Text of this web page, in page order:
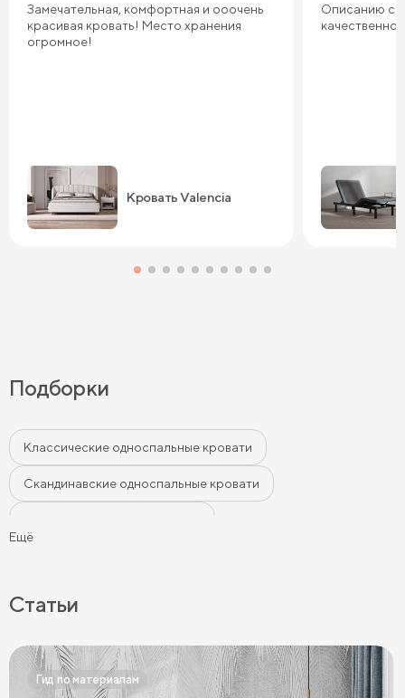
Замечательная, комфортная и ооочень
красивая кровать! Место хранения
огромное!
Кровать Valencia
Описанию
качественно
Подборки
Классические односпальные кровати
Скандинавские односпальные кровати
Односпальные кровати белого цвета
Ещё
Статьи
Гид по материалам